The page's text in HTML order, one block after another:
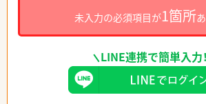
未入力の必須項目が1箇所
LINE連携で簡単入力！